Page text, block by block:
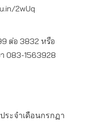
2wUq
ต่อ 3832 หรือ
083-1563928
ระจำเดือนกรกฏา